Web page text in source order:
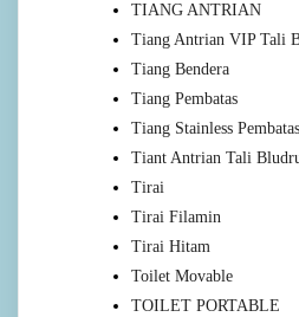
TIANG ANTRIAN
Tiang Antrian VIP Tali
Tiang Bendera
Tiang Pembatas
Tiang Stainless Pembatas
Tiant Antrian Tali
Tirai
Tirai Filamin
Tirai Hitam
Toilet Movable
TOILET PORTABLE